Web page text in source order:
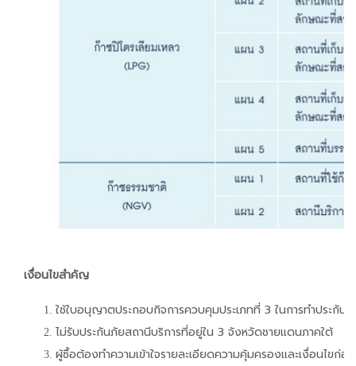
เงื่อนไขสำคัญ
ใช้ใบอนุญาตประกอบกิจการควบคุมประเภทที่ 3 ในการทำประกัน
ไม่รับประกันภัยสถานีบริการที่อยู่ใน 3 จังหวัดชายแดนภาคใต้
ผู้ซื้อต้องทำความเข้าใจรายละเอียดความคุ้มครองและเงื่อนไขก่